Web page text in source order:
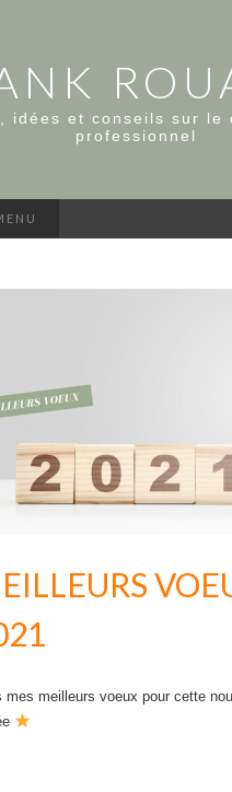
idées et conseils sur le
professionnel
mes meilleurs voeux pour cette